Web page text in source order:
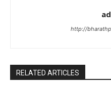
http://
RELATED ARTICLES